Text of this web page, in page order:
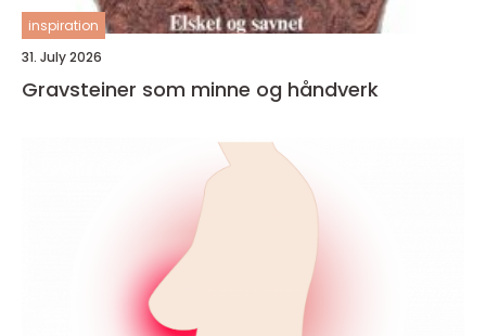
inspiration
31. July 2026
Gravsteiner som minne og håndverk